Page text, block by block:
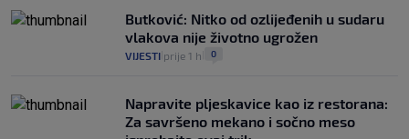
Butković: Nitko od ozlijeđenih u sudaru
vlakova nije životno ugrožen
VIJESTI prije 1 h 0
Napravite pljeskavice kao iz restorana:
Za savršeno mekano i sočno meso